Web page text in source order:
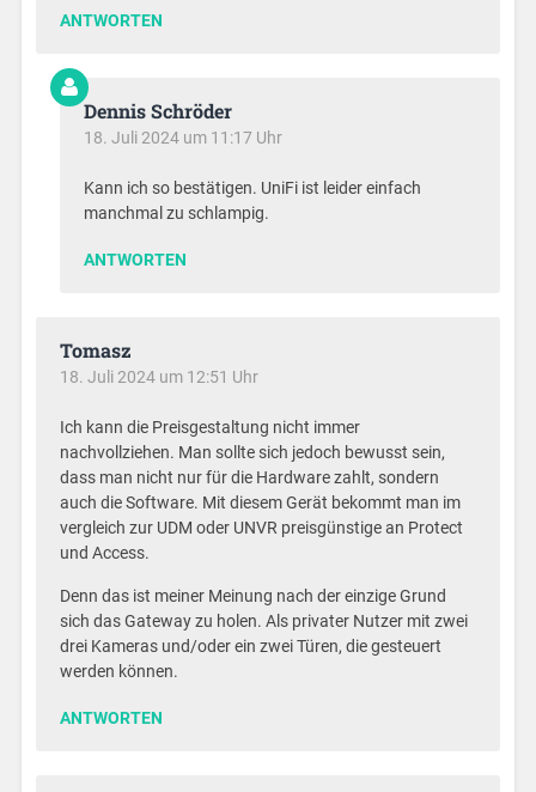
ANTWORTEN
Dennis Schröder
18. Juli 2024 um 11:17 Uhr
Kann ich so bestätigen. UniFi ist leider einfach
manchmal zu schlampig.
ANTWORTEN
Tomasz
18. Juli 2024 um 12:51 Uhr
Ich kann die Preisgestaltung nicht immer
nachvollziehen. Man sollte sich jedoch bewusst sein,
dass man nicht nur für die Hardware zahlt, sondern
auch die Software. Mit diesem Gerät bekommt man im
vergleich zur UDM oder UNVR preisgünstige an Protect
und Access.
Denn das ist meiner Meinung nach der einzige Grund
sich das Gateway zu holen. Als privater Nutzer mit zwei
drei Kameras und/oder ein zwei Türen, die gesteuert
werden können.
ANTWORTEN